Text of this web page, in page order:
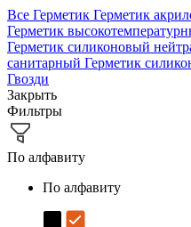
Все Герметик Герметик
Герметик
Герметик силиконовый
санитарный Герметик
Гвозди
Закрыть
Фильтры
По алфавиту
По алфавиту